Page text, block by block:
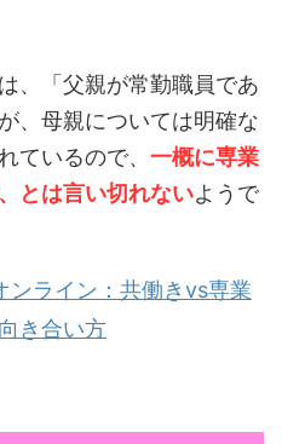
、「父親が常勤職員であ
、母親については明確な
ているので、 一概に専業
とは言い切れないようで
ンライン：共働きvs専業
き合い方